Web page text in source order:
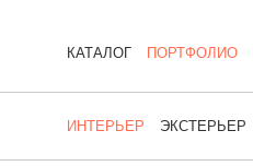
КАТАЛОГ ПОРТФОЛИО
ИНТЕРЬЕР ЭКСТЕРЬЕР